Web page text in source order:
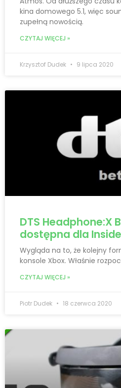
kina domowego 5.1, więc
zupełną nowością.
CZYTAJ WIĘCEJ »
Krzysztof Dudek 9 lipca 2020
DTS Headphone:X
dostępna dla
Wygląda na to, że kolejny
konsole Xbox. Właśnie
CZYTAJ WIĘCEJ »
Piotr Dudek 18 czerwca 2020